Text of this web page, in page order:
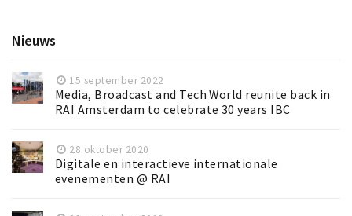
Nieuws
15 september 2022
Media, Broadcast and Tech World reunite back in
RAI Amsterdam to celebrate 30 years IBC
28 oktober 2020
Digitale en interactieve internationale
evenementen @ RAI